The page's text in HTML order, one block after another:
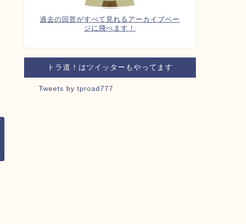
過去の回答がすべて見れるアーカイブペー
ジに飛べます！
トラ道！はツイッターもやってます
Tweets by tproad777